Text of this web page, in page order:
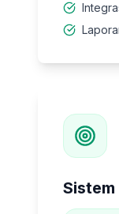
Sistem